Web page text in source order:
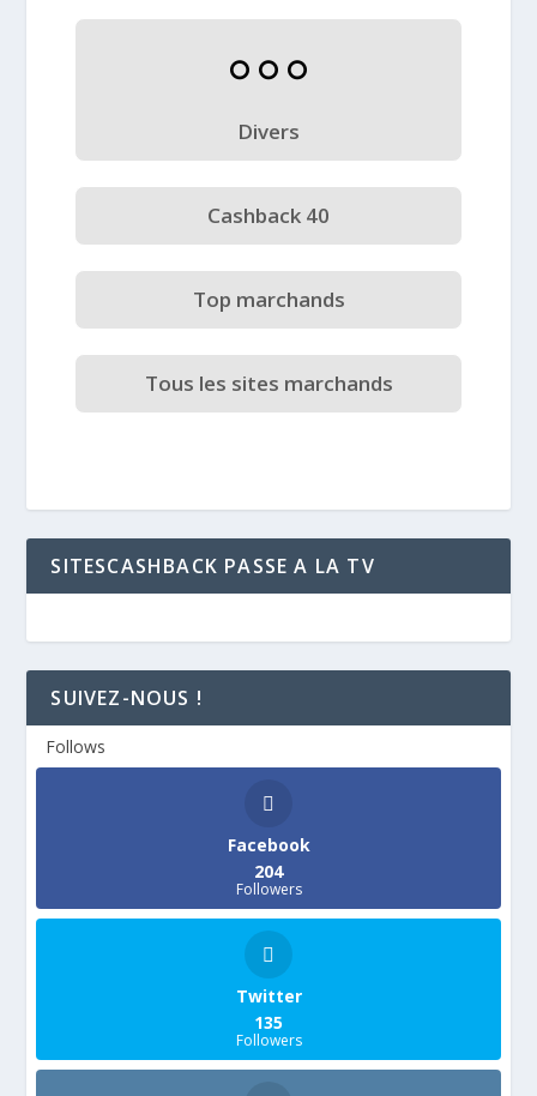
Divers
Cashback 40
Top marchands
Tous les sites marchands
SITESCASHBACK PASSE A LA TV
SUIVEZ-NOUS !
Follows
Facebook
204
Followers
Twitter
135
Followers